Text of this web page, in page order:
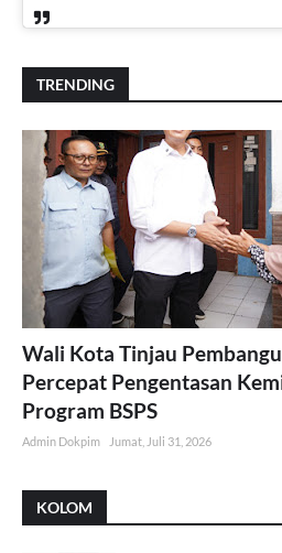
TRENDING
Wali Kota Tinjau
Percepat Pengentasan
Program BSPS
Admin Dokpim Jumat, Juli 31, 2026
KOLOM